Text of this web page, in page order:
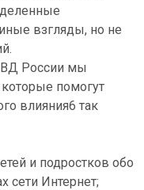
взгляды, но не
России мы
помогут
влияния6 так
и подростков обо
сети Интернет;